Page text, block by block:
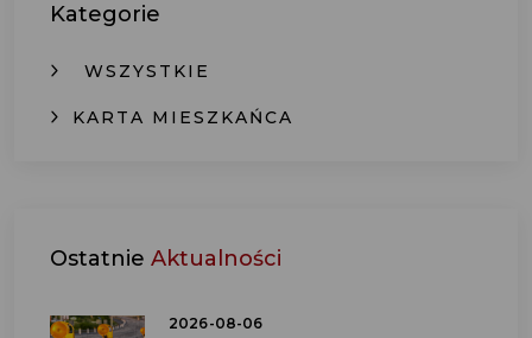
Kategorie
WSZYSTKIE
KARTA MIESZKAŃCA
Ostatnie Aktualności
2026-08-06